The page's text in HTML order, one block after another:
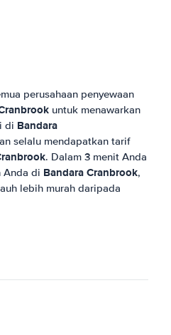
perusahaan penyewaan
untuk menawarkan
di Bandara
selalu mendapatkan tarif
. Dalam 3 menit Anda
Anda di Bandara Cranbrook,
lebih murah daripada